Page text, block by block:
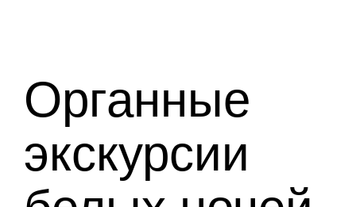
Органные
экскурсии